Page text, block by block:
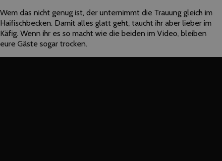
Wem das nicht genug ist, der unternimmt die Trauung gleich im
Haifischbecken. Damit alles glatt geht, taucht ihr aber lieber im
Käfig. Wenn ihr es so macht wie die beiden im Video, bleiben
eure Gäste sogar trocken.